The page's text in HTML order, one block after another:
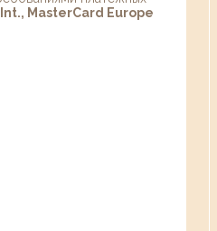
MasterCard Europe